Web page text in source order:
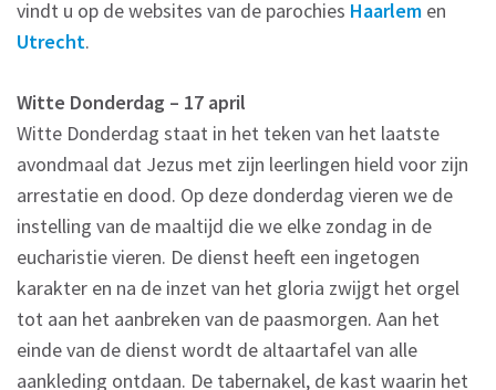
vindt u op de websites van de parochies Haarlem en
Utrecht.
Witte Donderdag – 17 april
Witte Donderdag staat in het teken van het laatste
avondmaal dat Jezus met zijn leerlingen hield voor zijn
arrestatie en dood. Op deze donderdag vieren we de
instelling van de maaltijd die we elke zondag in de
eucharistie vieren. De dienst heeft een ingetogen
karakter en na de inzet van het gloria zwijgt het orgel
tot aan het aanbreken van de paasmorgen. Aan het
einde van de dienst wordt de altaartafel van alle
aankleding ontdaan. De tabernakel, de kast waarin het